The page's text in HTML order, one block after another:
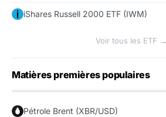
iShares Russell 2000 ETF (IWM)
Voir tous les ETF →
Matières premières populaires
Pétrole Brent (XBR/USD)